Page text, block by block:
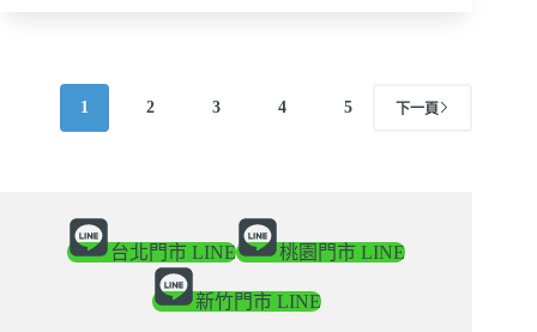
1 2 3 4 5 下一頁
台北門市 LINE 桃園門市 LINE
新竹門市 LINE